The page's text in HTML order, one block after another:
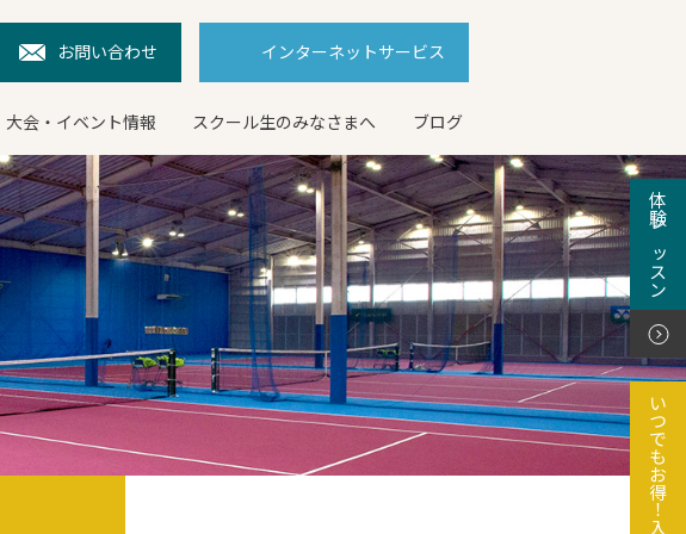
お問い合わせ インターネットサービス
大会・イベント情報 スクール生のみなさまへ ブログ
体験レッスン
いつでもお得！入会特典